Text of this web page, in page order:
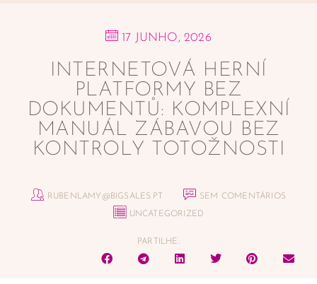
17 JUNHO, 2026
INTERNETOVÁ HERNÍ
PLATFORMY BEZ
DOKUMENTŮ: KOMPLEXNÍ
MANUÁL ZÁBAVOU BEZ
KONTROLY TOTOŽNOSTI
RUBENLAMY@BIGSALES.PT SEM COMENTÁRIOS
UNCATEGORIZED
PARTILHE: